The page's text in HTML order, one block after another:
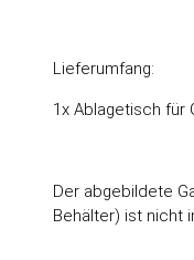
Lieferumfang:
1x Ablagetisch für
Der abgebildete
Behälter) ist nicht